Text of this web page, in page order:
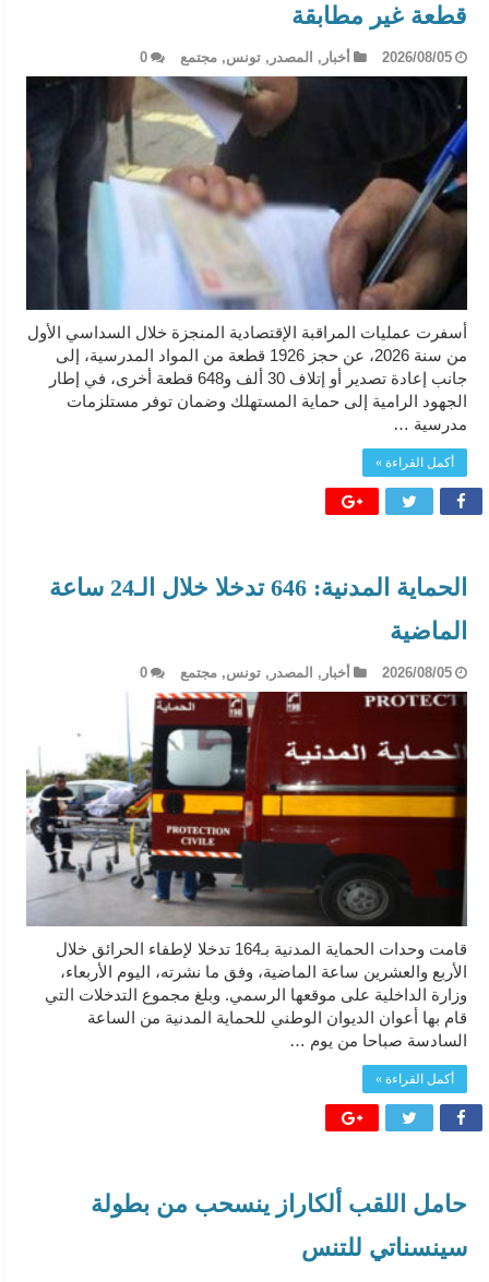
قطعة غير مطابقة
2026/08/05 أخبار , المصدر , تونس, مجتمع 0
أسفرت عمليات المراقبة الإقتصادية المنجزة خلال السداسي الأول
من سنة 2026، عن حجز 1926 قطعة من المواد المدرسية، إلى
جانب إعادة تصدير أو إتلاف 30 ألف و648 قطعة أخرى، في إطار
الجهود الرامية إلى حماية المستهلك وضمان توفر مستلزمات
مدرسية …
أكمل القراءة »
الحماية المدنية: 646 تدخلا خلال الـ24 ساعة
الماضية
2026/08/05 أخبار , المصدر , تونس, مجتمع 0
قامت وحدات الحماية المدنية بـ164 تدخلا لإطفاء الحرائق خلال
الأربع والعشرين ساعة الماضية، وفق ما نشرته، اليوم الأربعاء،
وزارة الداخلية على موقعها الرسمي. وبلغ مجموع التدخلات التي
قام بها أعوان الديوان الوطني للحماية المدنية من الساعة
السادسة صباحا من يوم …
أكمل القراءة »
حامل اللقب ألكاراز ينسحب من بطولة
سينسناتي للتنس